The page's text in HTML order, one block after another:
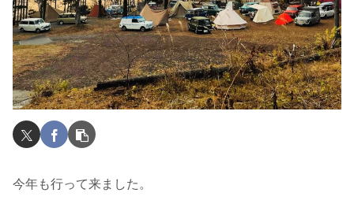
今年も行って来ました。